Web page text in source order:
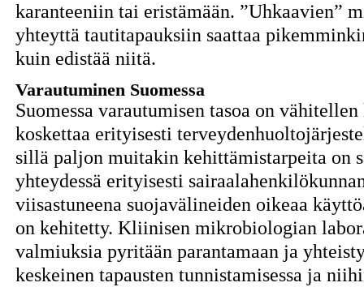
karanteeniin tai eristämään. ”Uhkaavien”
yhteyttä tautitapauksiin saattaa
kuin edistää niitä.
Varautuminen Suomessa
Suomessa varautumisen tasoa on
koskettaa erityisesti
sillä paljon muitakin kehittämistarpeita on
yhteydessä erityisesti
viisastuneena suojavälineiden oikeaa
on kehitetty. Kliinisen mikrobiologian
valmiuksia pyritään parantamaan ja
keskeinen tapausten tunnistamisessa ja